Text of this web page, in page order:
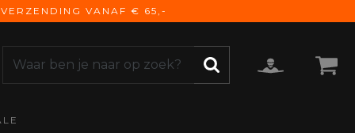
VANAF € 65,-